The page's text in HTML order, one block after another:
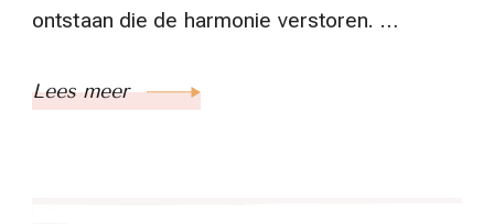
ontstaan die de harmonie verstoren. …
Lees meer